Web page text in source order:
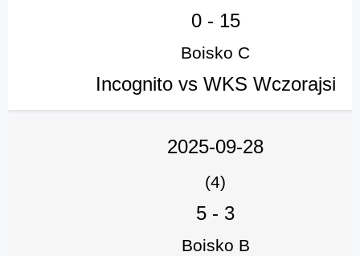
0- 15
Boisko C
Incognito vs WKS Wczorajsi
2025-09-28
(4)
5 - 3
Boisko B